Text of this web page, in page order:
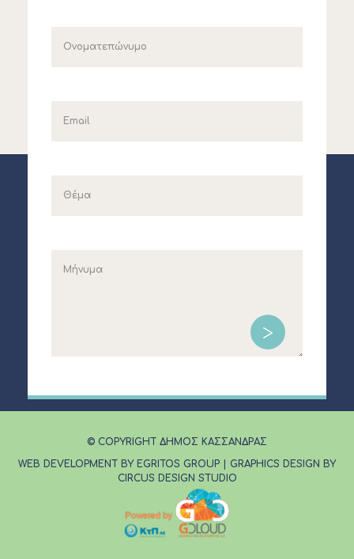
© COPYRIGHT ΔΗΜΟΣ ΚΑΣΣΑΝΔΡΑΣ
WEB DEVELOPMENT BY EGRITOS GROUP
GRAPHICS DESIGN BY
CIRCUS DESIGN STUDIO